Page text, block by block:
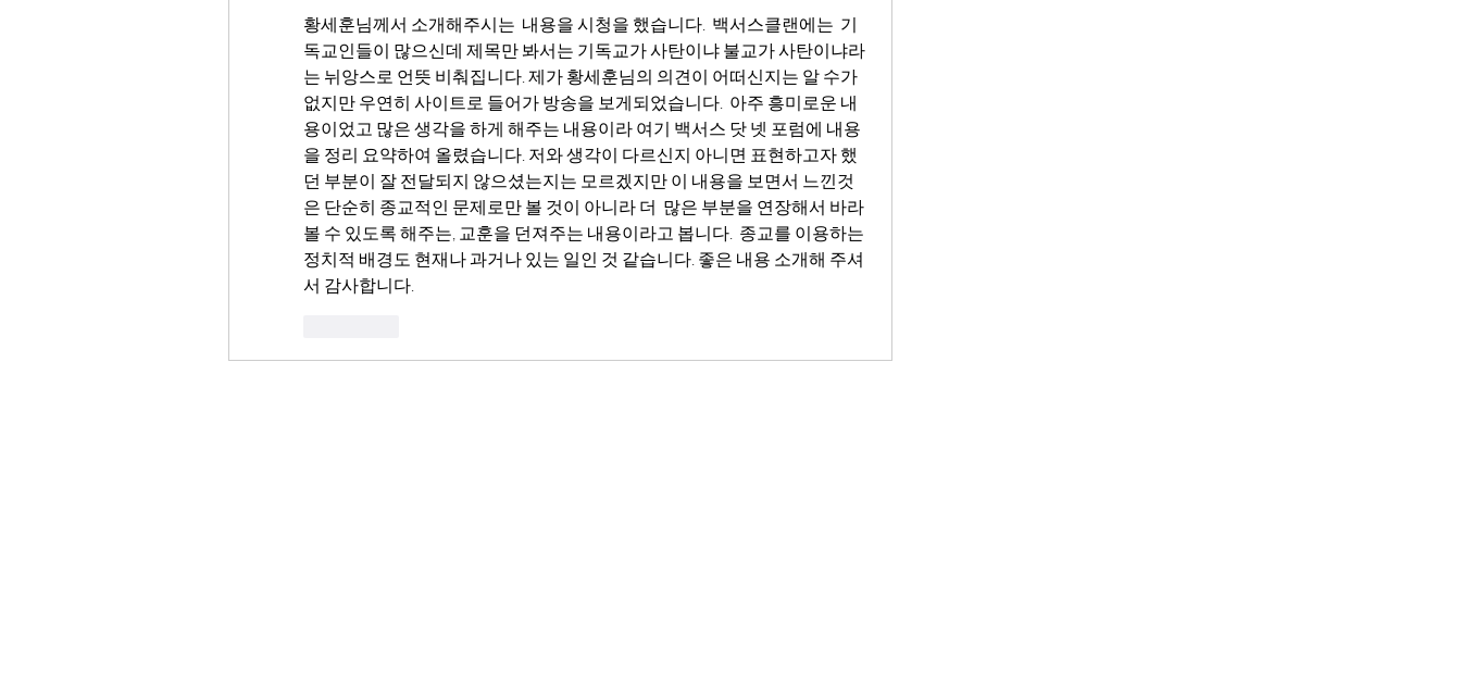
황세훈님께서 소개해주시는  내용을 시청을 했습니다.  백서스클랜에는  기
독교인들이 많으신데 제목만 봐서는 기독교가 사탄이냐 불교가 사탄이냐라
는 뉘앙스로 언뜻 비춰집니다. 제가 황세훈님의 의견이 어떠신지는 알 수가
없지만 우연히 사이트로 들어가 방송을 보게되었습니다.  아주 흥미로운 내
용이었고 많은 생각을 하게 해주는 내용이라 여기 백서스 닷 넷 포럼에 내용
을 정리 요약하여 올렸습니다. 저와 생각이 다르신지 아니면 표현하고자 했
던 부분이 잘 전달되지 않으셨는지는 모르겠지만 이 내용을 보면서 느낀것
은 단순히 종교적인 문제로만 볼 것이 아니라 더  많은 부분을 연장해서 바라
볼 수 있도록 해주는, 교훈을 던져주는 내용이라고 봅니다.  종교를 이용하는
정치적 배경도 현재나 과거나 있는 일인 것 같습니다. 좋은 내용 소개해 주셔
서 감사합니다.